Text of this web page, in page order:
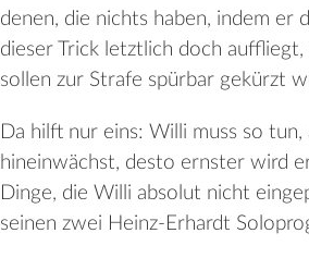
denen, die nichts haben, indem er
dieser Trick letztlich doch
sollen zur Strafe spürbar gekürzt
Da hilft nur eins: Willi muss so
hineinwächst, desto ernster wird
Dinge, die Willi absolut nicht
seinen zwei Heinz-Erhardt